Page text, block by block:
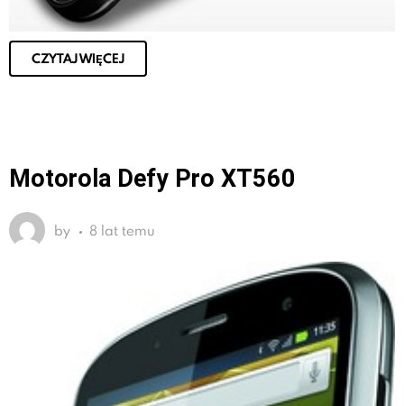
CZYTAJ WIĘCEJ
Motorola Defy Pro XT560
by 8 lat temu